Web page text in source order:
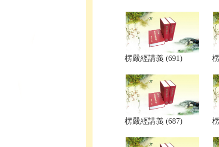
楞嚴經講義 (691)
楞嚴經講義 (687)